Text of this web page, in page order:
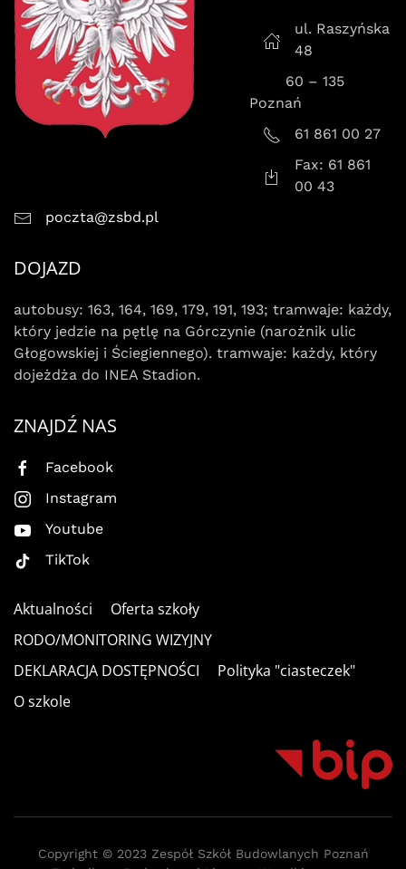
ul. Raszyńska
48
60 – 135
Poznań
61 861 00 27
Fax: 61 861
00 43
poczta@zsbd.pl
DOJAZD
autobusy: 163, 164, 169, 179, 191, 193; tramwaje: każdy,
który jedzie na pętlę na Górczynie (narożnik ulic
Głogowskiej i Ściegiennego). tramwaje: każdy, który
dojeżdża do INEA Stadion.
ZNAJDŹ NAS
Facebook
Instagram
Youtube
TikTok
Aktualności
Oferta szkoły
RODO/MONITORING WIZYJNY
DEKLARACJA DOSTĘPNOŚCI
Polityka "ciasteczek"
O szkole
Copyright © 2023 Zespół Szkół Budowlanych Poznań